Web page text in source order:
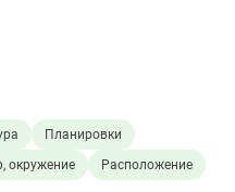
Планировки
окружение Расположение